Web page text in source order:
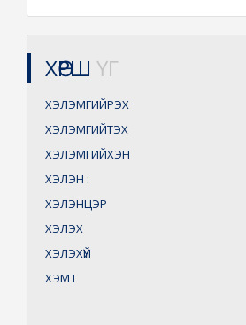
ХӨРШ ҮГ
ХЭЛЭМГИЙРЭХ
ХЭЛЭМГИЙТЭХ
ХЭЛЭМГИЙХЭН
ХЭЛЭН :
ХЭЛЭНЦЭР
ХЭЛЭХ
ХЭЛЭХҮЙ
ХЭМ I